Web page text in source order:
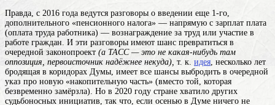
Правда, с 2016 года ведутся разговоры о введении еще 1-го,
дополнительного «пенсионного налога» — напрямую с зарплат плата
(оплата труда работника) — вознаграждение за труд или участие в
работе граждан. И эти разговоры имеют шанс превратиться в
очередной законопроект (а ТАСС — это не какая-нибудь там
оппозиция, первоисточник надёжнее некуда), т. к. идея , несколько лет
бродящая в коридорах Думы, имеет все шансы выбродить в очередной
указ про новую «накопительную часть» (вместо той, которая
безвременно замёрзла). Но в 2020 году стране хватило других
судьбоносных инициатив, так что, если осенью в Думе ничего не